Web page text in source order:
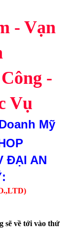
- Vạn
-
Vụ
Mỹ
ĐẠI AN
CO.,LTD)
sẽ về tới vào thứ